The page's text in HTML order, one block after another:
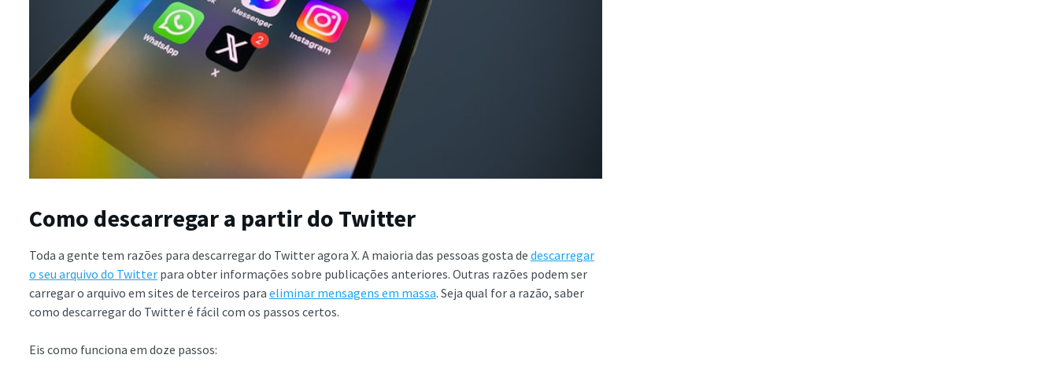
Como descarregar a partir do Twitter
Toda a gente tem razões para descarregar do Twitter agora X. A maioria das pessoas gosta de descarregar
o seu arquivo do Twitter para obter informações sobre publicações anteriores. Outras razões podem ser
carregar o arquivo em sites de terceiros para eliminar mensagens em massa. Seja qual for a razão, saber
como descarregar do Twitter é fácil com os passos certos.
Eis como funciona em doze passos: